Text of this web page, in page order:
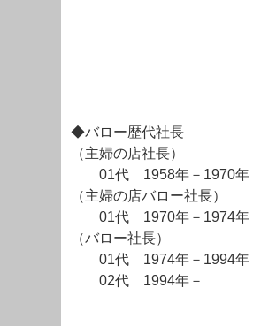
◆バロー歴代社長
（主婦の店社長）
01代 1958年－1970年
（主婦の店バロー社長）
01代 1970年－1974年
（バロー社長）
01代 1974年－1994年
02代 1994年－